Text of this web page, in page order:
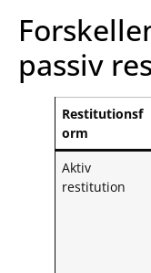
passiv
Restitutionsf
orm
Aktiv
restitution